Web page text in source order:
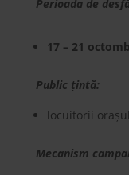
Perioada de
17 – 21
Public țintă:
locuitorii
Mecanism